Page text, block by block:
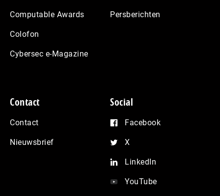
Computable Awards
Colofon
Cybersec e-Magazine
Persberichten
Contact
Contact
Nieuwsbrief
Social
Facebook
X
LinkedIn
YouTube